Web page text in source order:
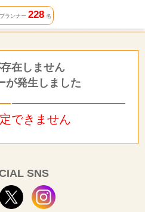
ランナー 228名
在しません
が発生しました
できません
SNS